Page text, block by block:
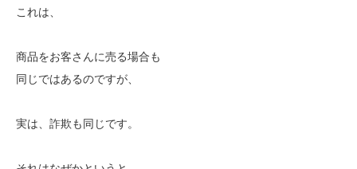
これは、
商品をお客さんに売る場合も
同じではあるのですが、
実は、詐欺も同じです。